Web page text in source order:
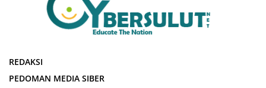
REDAKSI
PEDOMAN MEDIA SIBER